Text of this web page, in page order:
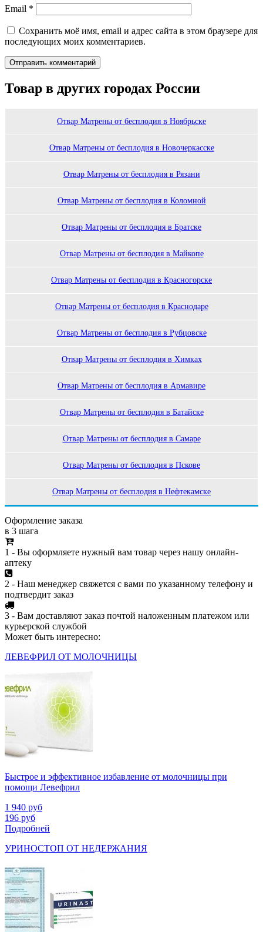
Email *
Сохранить моё имя, email и адрес сайта в этом браузере для
последующих моих комментариев.
Товар в других городах России
Отвар Матрены от бесплодия в Ноябрьске
Отвар Матрены от бесплодия в Новочеркасске
Отвар Матрены от бесплодия в Рязани
Отвар Матрены от бесплодия в Коломной
Отвар Матрены от бесплодия в Братске
Отвар Матрены от бесплодия в Майкопе
Отвар Матрены от бесплодия в Красногорске
Отвар Матрены от бесплодия в Краснодаре
Отвар Матрены от бесплодия в Рубцовске
Отвар Матрены от бесплодия в Химках
Отвар Матрены от бесплодия в Армавире
Отвар Матрены от бесплодия в Батайске
Отвар Матрены от бесплодия в Самаре
Отвар Матрены от бесплодия в Пскове
Отвар Матрены от бесплодия в Нефтекамске
Оформление заказа
в 3 шага
1 - Вы оформляете нужный вам товар через нашу онлайн-
аптеку
2 - Наш менеджер свяжется с вами по указанному телефону и
подтвердит заказ
3 - Вам доставляют заказ почтой наложенным платежом или
курьерской службой
Может быть интересно:
ЛЕВЕФРИЛ ОТ МОЛОЧНИЦЫ
Быстрое и эффективное избавление от молочницы при
помощи Левефрил
1 940 руб
196 руб
Подробней
УРИНОСТОП ОТ НЕДЕРЖАНИЯ